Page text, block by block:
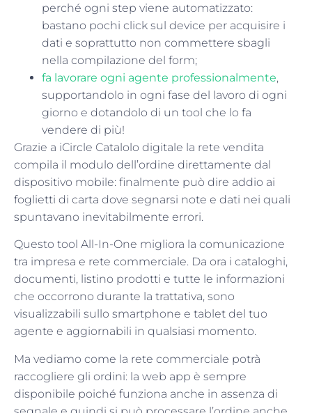
perché ogni step viene automatizzato:
bastano pochi click sul device per acquisire i
dati e soprattutto non commettere sbagli
nella compilazione del form;
fa lavorare ogni agente professionalmente,
supportandolo in ogni fase del lavoro di ogni
giorno e dotandolo di un tool che lo fa
vendere di più!
Grazie a iCircle Catalolo digitale la rete vendita
compila il modulo dell’ordine direttamente dal
dispositivo mobile: finalmente può dire addio ai
foglietti di carta dove segnarsi note e dati nei quali
spuntavano inevitabilmente errori.
Questo tool All-In-One migliora la comunicazione
tra impresa e rete commerciale. Da ora i cataloghi,
documenti, listino prodotti e tutte le informazioni
che occorrono durante la trattativa, sono
visualizzabili sullo smartphone e tablet del tuo
agente e aggiornabili in qualsiasi momento.
Ma vediamo come la rete commerciale potrà
raccogliere gli ordini: la web app è sempre
disponibile poiché funziona anche in assenza di